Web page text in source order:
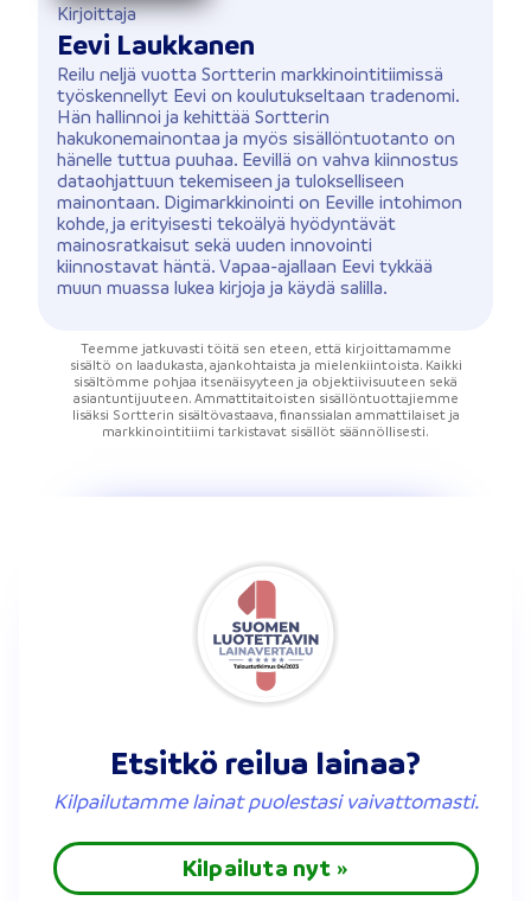
Kirjoittaja
Eevi Laukkanen
Reilu neljä vuotta Sortterin markkinointitiimissä
työskennellyt Eevi on koulutukseltaan tradenomi.
Hän hallinnoi ja kehittää Sortterin
hakukonemainontaa ja myös sisällöntuotanto on
hänelle tuttua puuhaa. Eevillä on vahva kiinnostus
dataohjattuun tekemiseen ja tulokselliseen
mainontaan. Digimarkkinointi on Eeville intohimon
kohde, ja erityisesti tekoälyä hyödyntävät
mainosratkaisut sekä uuden innovointi
kiinnostavat häntä. Vapaa-ajallaan Eevi tykkää
muun muassa lukea kirjoja ja käydä salilla.
Teemme jatkuvasti töitä sen eteen, että kirjoittamamme
sisältö on laadukasta, ajankohtaista ja mielenkiintoista. Kaikki
sisältömme pohjaa itsenäisyyteen ja objektiivisuuteen sekä
asiantuntijuuteen. Ammattitaitoisten sisällöntuottajiemme
lisäksi Sortterin sisältövastaava, finanssialan ammattilaiset ja
markkinointitiimi tarkistavat sisällöt säännöllisesti.
Etsitkö reilua lainaa?
Kilpailutamme lainat puolestasi vaivattomasti.
Kilpailuta nyt »